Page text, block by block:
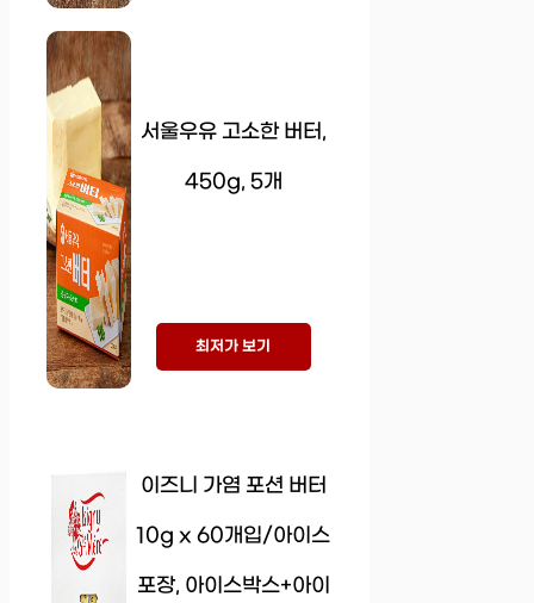
서울우유 고소한 버터,
450g, 5개
최저가 보기
이즈니 가염 포션 버터
10g x 60개입/아이스
포장, 아이스박스+아이